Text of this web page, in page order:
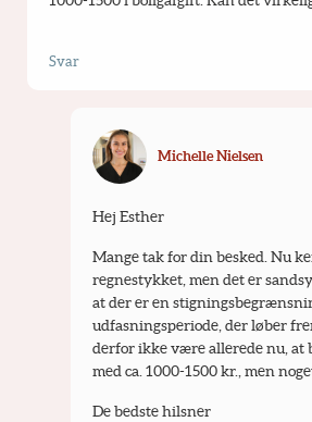
Svar
Michelle Nielsen
Hej Esther
Mange tak for din besked. Nu
regnestykket, men det er
at der er en
udfasningsperiode, der løber
derfor ikke være allerede nu, at
De bedste hilsner